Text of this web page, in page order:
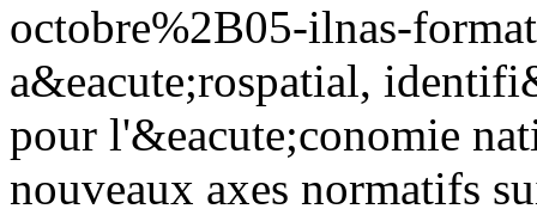
octobre%2B05-ilnas-
a&eacute;rospatial,
pour l'&eacute;conomie
nouveaux axes normatifs